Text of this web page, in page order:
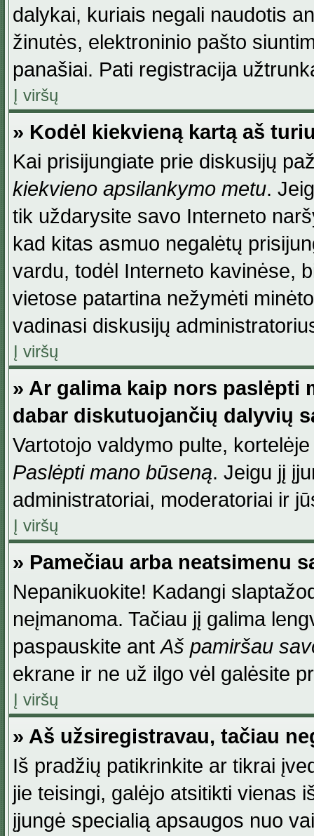
dalykai, kuriais negali naudotis
žinutės, elektroninio pašto
panašiai. Pati registracija
Į viršų
» Kodėl kiekvieną kartą aš
Kai prisijungiate prie diskusijų
kiekvieno apsilankymo metu.
tik uždarysite savo Interneto
kad kitas asmuo negalėtų
vardu, todėl Interneto kavinėse,
vietose patartina nežymėti
vadinasi diskusijų
Į viršų
» Ar galima kaip nors paslėpti
dabar diskutuojančių dalyvių
Vartotojo valdymo pulte,
Paslėpti mano būseną. Jeigu jį
administratoriai, moderatoriai ir
Į viršų
» Pamečiau arba neatsimenu
Nepanikuokite! Kadangi
neįmanoma. Tačiau jį galima
paspauskite antAš pamiršau
ekrane ir ne už ilgo vėl galėsite
Į viršų
» Aš užsiregistravau, tačiau
Iš pradžių patikrinkite ar tikrai
jie teisingi, galėjo atsitikti vienas
įjungė specialią apsaugos nuo